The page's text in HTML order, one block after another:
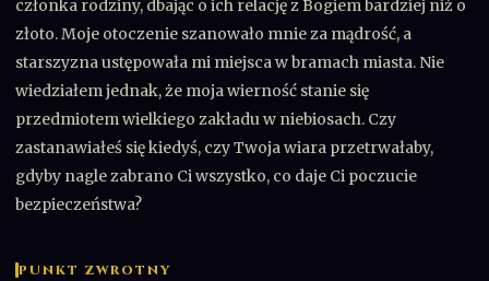
członka rodziny, dbając o ich relację z Bogiem bardziej niż o
złoto. Moje otoczenie szanowało mnie za mądrość, a
starszyzna ustępowała mi miejsca w bramach miasta. Nie
wiedziałem jednak, że moja wierność stanie się
przedmiotem wielkiego zakładu w niebiosach. Czy
zastanawiałeś się kiedyś, czy Twoja wiara przetrwałaby,
gdyby nagle zabrano Ci wszystko, co daje Ci poczucie
bezpieczeństwa?
PUNKT ZWROTNY